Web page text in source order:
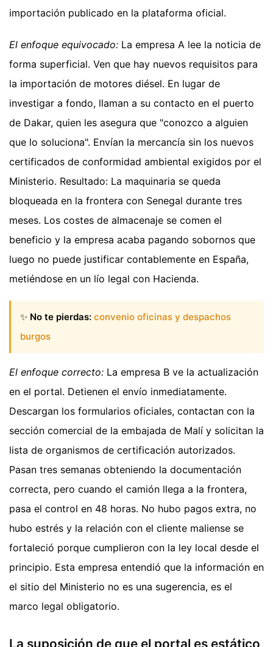
importación publicado en la plataforma oficial.
El enfoque equivocado: La empresa A lee la noticia de
forma superficial. Ven que hay nuevos requisitos para
la importación de motores diésel. En lugar de
investigar a fondo, llaman a su contacto en el puerto
de Dakar, quien les asegura que "conozco a alguien
que lo soluciona". Envían la mercancía sin los nuevos
certificados de conformidad ambiental exigidos por el
Ministerio. Resultado: La maquinaria se queda
bloqueada en la frontera con Senegal durante tres
meses. Los costes de almacenaje se comen el
beneficio y la empresa acaba pagando sobornos que
luego no puede justificar contablemente en España,
metiéndose en un lío legal con Hacienda.
✨ No te pierdas: convenio oficinas y despachos
burgos
El enfoque correcto: La empresa B ve la actualización
en el portal. Detienen el envío inmediatamente.
Descargan los formularios oficiales, contactan con la
sección comercial de la embajada de Malí y solicitan la
lista de organismos de certificación autorizados.
Pasan tres semanas obteniendo la documentación
correcta, pero cuando el camión llega a la frontera,
pasa el control en 48 horas. No hubo pagos extra, no
hubo estrés y la relación con el cliente maliense se
fortaleció porque cumplieron con la ley local desde el
principio. Esta empresa entendió que la información en
el sitio del Ministerio no es una sugerencia, es el
marco legal obligatorio.
La suposición de que el portal es estático